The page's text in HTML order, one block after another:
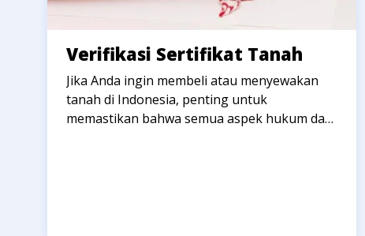
Verifikasi Sertifikat Tanah
Jika Anda ingin membeli atau menyewakan
tanah di Indonesia, penting untuk
memastikan bahwa semua aspek hukum dari